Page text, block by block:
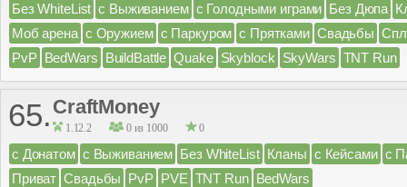
Без WhiteList с Выживанием с Голодными играми Без Дюпа
Моб арена с Оружием с Паркуром с Прятками Свадьбы
PvP BedWars BuildBattle Quake Skyblock SkyWars TNT Run
65. CraftMoney
1.12.2 0 из 1000 0
с Донатом с Выживанием Без WhiteList Кланы с Кейсами с
Приват Свадьбы PvP PVE TNT Run BedWars